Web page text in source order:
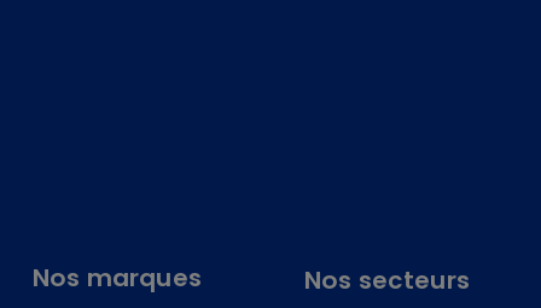
Nos marques Nos secteurs